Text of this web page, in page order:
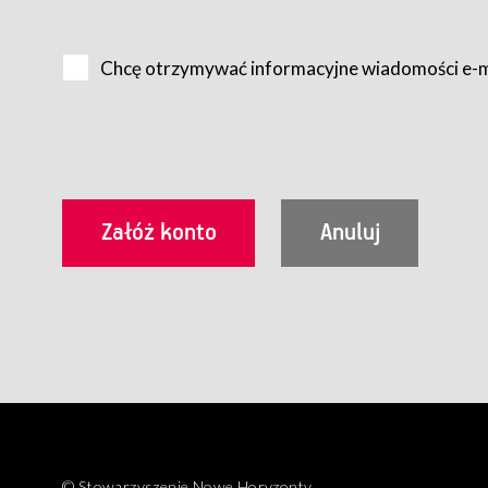
Usługobiorca przed rozpoczęciem korzystania z
utrwalenie i wydrukowanie.
§ 3
Korzystanie ze wszystkich aplikacji Serwisu może być
Chcę otrzymywać informacyjne wiadomości e-